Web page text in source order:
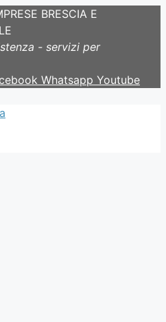
BRESCIA E
- servizi per
Whatsapp Youtube